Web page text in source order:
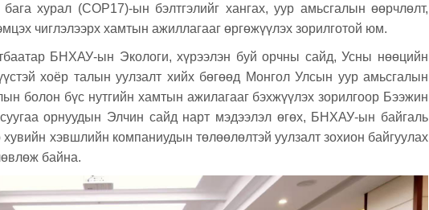
хурал (COP17)-ын бэлтгэлийг хангах, уур амьсгалын өөрчлөлт,
чиглэлээрх хамтын ажиллагааг өргөжүүлэх зорилготой юм.
БНХАУ-ын Экологи, хүрээлэн буй орчны сайд, Усны нөөцийн
хоёр талын уулзалт хийх бөгөөд Монгол Улсын уур амьсгалын
болон бүс нутгийн хамтын ажилагааг бэхжүүлэх зорилгоор Бээжин
орнуудын Элчин сайд нарт мэдээлэл өгөх, БНХАУ-ын байгаль
хэвшлийн компаниудын төлөөлөлтэй уулзалт зохион байгуулах
байна.